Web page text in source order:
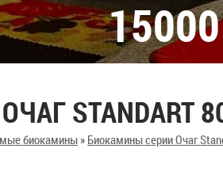
15000
STANDART
биокамины» Биокамины серии Очаг